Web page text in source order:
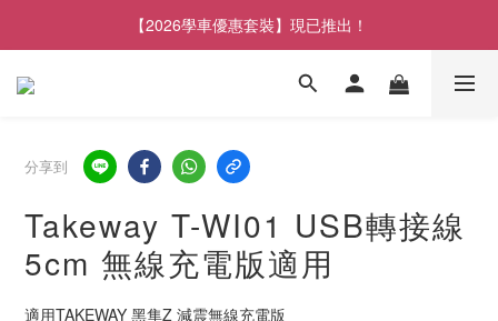
【2026學車優惠套裝】現已推出！
分享到
Takeway T-WI01 USB轉接線
5cm 無線充電版適用
適用TAKEWAY 黑隼Z 減震無線充電版